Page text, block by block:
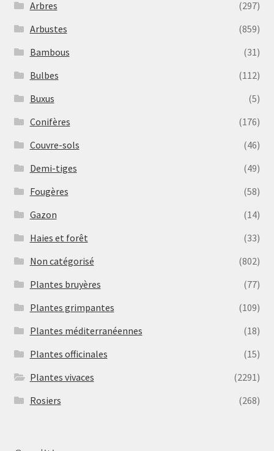
Arbres
(297)
Arbustes
(859)
Bambous
(31)
Bulbes
(112)
Buxus
(5)
Conifères
(176)
Couvre-sols
(46)
Demi-tiges
(49)
Fougères
(58)
Gazon
(14)
Haies et forêt
(33)
Non catégorisé
(802)
Plantes bruyères
(77)
Plantes grimpantes
(109)
Plantes méditerranéennes
(18)
Plantes officinales
(15)
Plantes vivaces
(2291)
Rosiers
(268)